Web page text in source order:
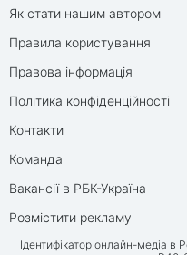
Як стати нашим автором
Правила користування
Правова інформація
Політика конфіденційності
Контакти
Команда
Вакансії в РБК-Україна
Розмістити рекламу
Ідентифікатор онлайн-медіа в